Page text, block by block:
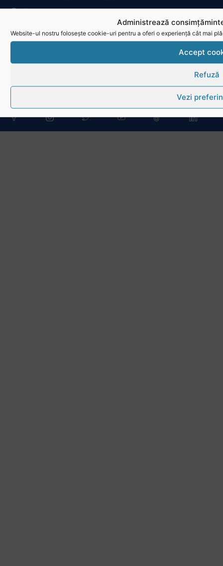
Administrează
Website-ul nostru folosește cookie-uri pentru a oferi o experiență cât mai
Accept
Refuză
Vezi
Conducere, comisii și departamente
Info - Anunțuri